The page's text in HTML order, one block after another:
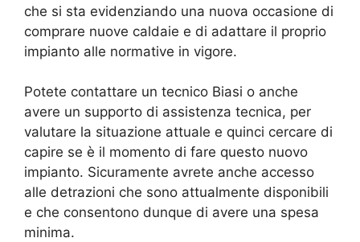
che si sta evidenziando una nuova occasione di
comprare nuove caldaie e di adattare il proprio
impianto alle normative in vigore.
Potete contattare un tecnico Biasi o anche
avere un supporto di assistenza tecnica, per
valutare la situazione attuale e quinci cercare di
capire se è il momento di fare questo nuovo
impianto. Sicuramente avrete anche accesso
alle detrazioni che sono attualmente disponibili
e che consentono dunque di avere una spesa
minima.